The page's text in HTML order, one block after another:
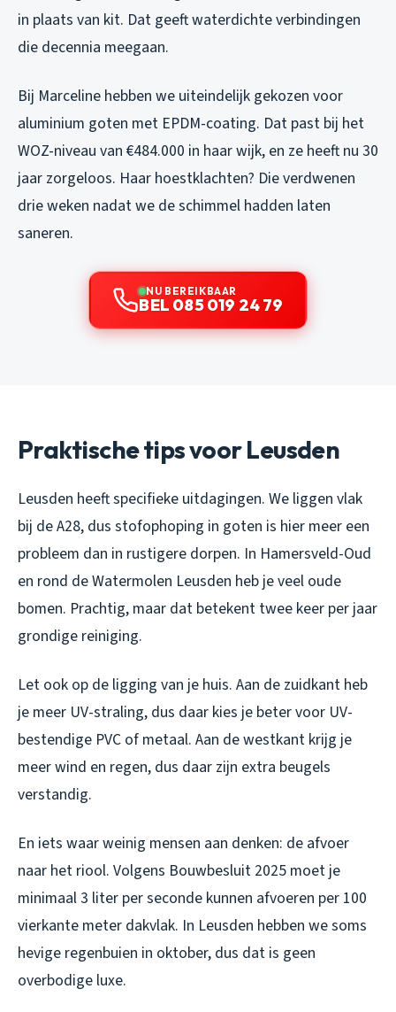
in plaats van kit. Dat geeft waterdichte verbindingen
die decennia meegaan.
Bij Marceline hebben we uiteindelijk gekozen voor
aluminium goten met EPDM-coating. Dat past bij het
WOZ-niveau van €484.000 in haar wijk, en ze heeft nu 30
jaar zorgeloos. Haar hoestklachten? Die verdwenen
drie weken nadat we de schimmel hadden laten
saneren.
NU BEREIKBAAR
BEL 085 019 24 79
Praktische tips voor Leusden
Leusden heeft specifieke uitdagingen. We liggen vlak
bij de A28, dus stofophoping in goten is hier meer een
probleem dan in rustigere dorpen. In Hamersveld-Oud
en rond de Watermolen Leusden heb je veel oude
bomen. Prachtig, maar dat betekent twee keer per jaar
grondige reiniging.
Let ook op de ligging van je huis. Aan de zuidkant heb
je meer UV-straling, dus daar kies je beter voor UV-
bestendige PVC of metaal. Aan de westkant krijg je
meer wind en regen, dus daar zijn extra beugels
verstandig.
En iets waar weinig mensen aan denken: de afvoer
naar het riool. Volgens Bouwbesluit 2025 moet je
minimaal 3 liter per seconde kunnen afvoeren per 100
vierkante meter dakvlak. In Leusden hebben we soms
hevige regenbuien in oktober, dus dat is geen
overbodige luxe.